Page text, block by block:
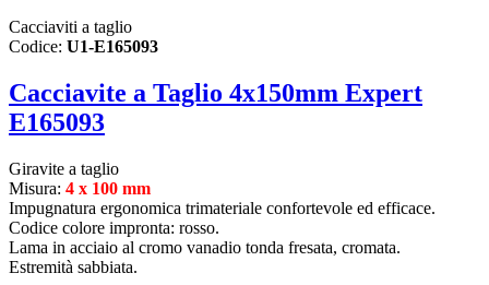
Cacciaviti a taglio
Codice: U1-E165093
Cacciavite a Taglio 4x150mm Expert
E165093
Giravite a taglio
Misura: 4 x 100 mm
Impugnatura ergonomica trimateriale confortevole ed efficace.
Codice colore impronta: rosso.
Lama in acciaio al cromo vanadio tonda fresata, cromata.
Estremità sabbiata.